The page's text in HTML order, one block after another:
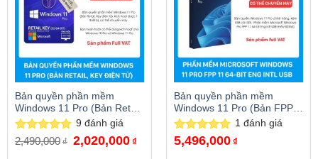
Bản quyền phần mềm
Windows 11 Pro (Bản Retail,
Key điện tử), FQC-10572,
full VAT
Được xếp
9 đánh giá
2,490,000 ₫ Giá
gốc
2,020,000 ₫Giá
hiện
Bản quyền phần mềm
Windows 11 Pro (Bản FPP,
có chuyển máy), full VAT
Được xếp
1 đánh giá
5,496,000 ₫